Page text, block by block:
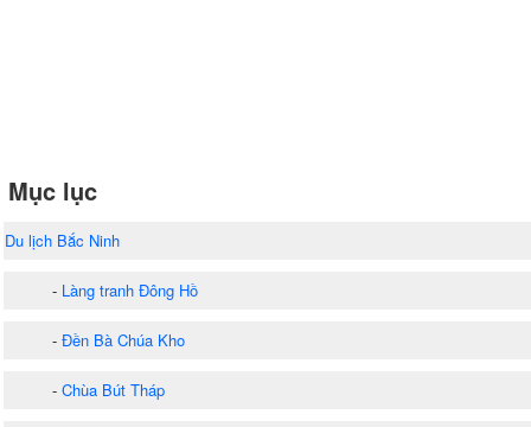
Mục lục
Du lịch Bắc Ninh
- Làng tranh Đông Hồ
- Đền Bà Chúa Kho
- Chùa Bút Tháp